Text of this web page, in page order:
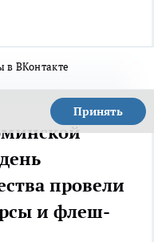
в ВКонтакте
Принять
провели
и флеш-